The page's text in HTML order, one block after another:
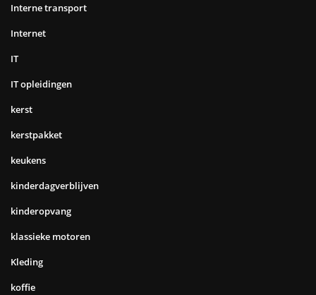
Interne transport
Internet
IT
IT opleidingen
kerst
kerstpakket
keukens
kinderdagverblijven
kinderopvang
klassieke motoren
Kleding
koffie